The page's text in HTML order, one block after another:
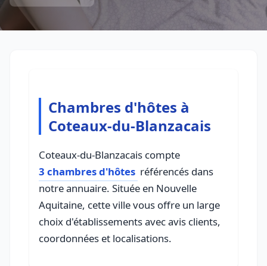
Chambres d'hôtes à
Coteaux-du-Blanzacais
Coteaux-du-Blanzacais compte
3 chambres d'hôtes référencés dans
notre annuaire. Située en Nouvelle
Aquitaine, cette ville vous offre un large
choix d'établissements avec avis clients,
coordonnées et localisations.